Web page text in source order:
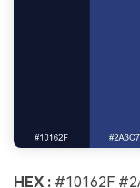
HEX : #10162F